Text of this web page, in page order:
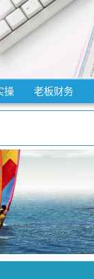
操 老板财务
税项目，减按1%
征收率的应税销
本数）的增值税
期可抵扣进项税